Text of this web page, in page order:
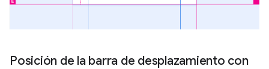
Posición de la barra de desplazamiento con